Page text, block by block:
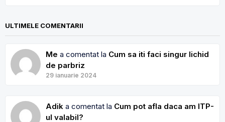
ULTIMELE COMENTARII
Me a comentat la Cum sa iti faci singur lichid
de parbriz
29 ianuarie 2024
Adik a comentat la Cum pot afla daca am ITP-
ul valabil?